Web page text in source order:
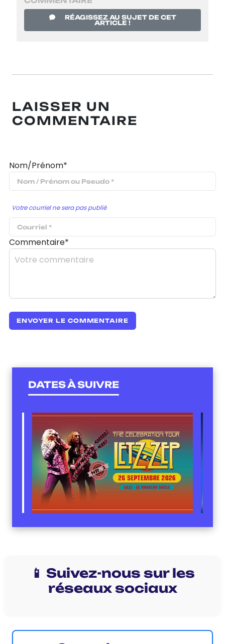
RÉAGISSEZ AU SUJET DE CET
ARTICLE !
LAISSER UN
COMMENTAIRE
Nom/Prénom*
Votre courriel ne sera pas publié
Commentaire*
DATES À SUIVRE
📱 Suivez-nous sur les
réseaux sociaux